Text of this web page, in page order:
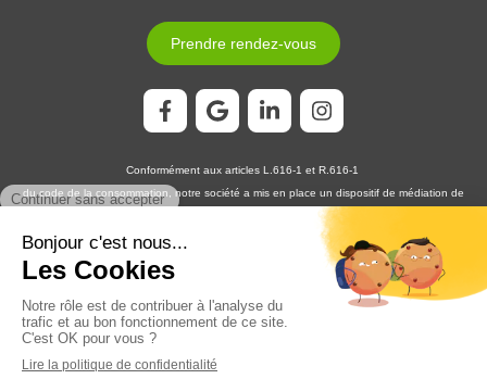
Prendre rendez-vous
Conformément aux articles L.616-1 et R.616-1
du code de la consommation, notre société a mis en place un dispositif de médiation de
MEDIATION CONSOMMATION
En cas de litige, vous pouvez déposer votre réclamation sur son site
https://www.medconsodev.eu ou par voie postale en écrivant à :
MEDIATION CONSOMMATION DÉVELOPPEMENT
IMMEUBLE L’HORIZON – ESPLANADE DE FRANCE